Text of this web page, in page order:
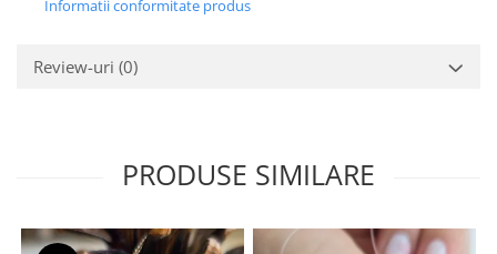
Informatii conformitate produs
Review-uri (0)
PRODUSE SIMILARE